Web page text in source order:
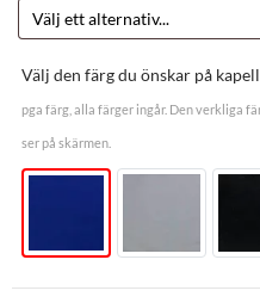
Välj den färg du önskar på
pga färg, alla färger ingår. Den verkliga
ser på skärmen.